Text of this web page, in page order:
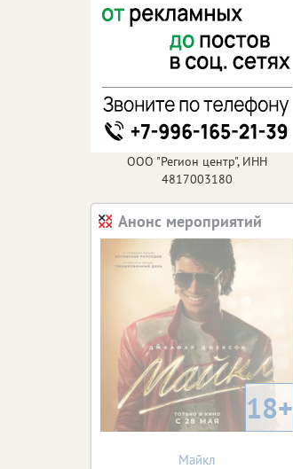
ООО "Регион центр", ИНН
4817003180
Анонс мероприятий
18+
Майкл